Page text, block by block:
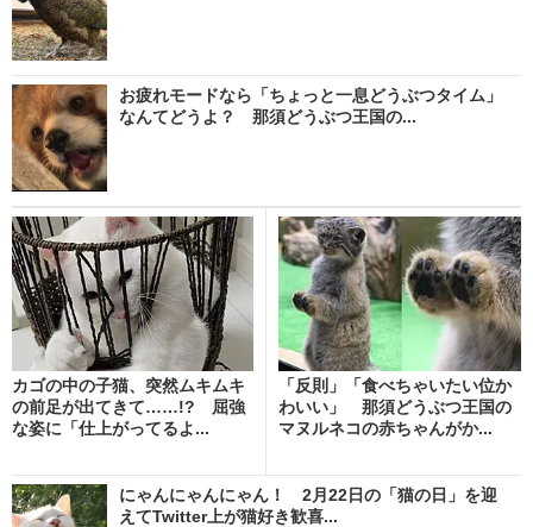
お疲れモードなら「ちょっと一息どうぶつタイム」
なんてどうよ？ 那須どうぶつ王国の...
カゴの中の子猫、突然ムキムキ
の前足が出てきて……!? 屈強
な姿に「仕上がってるよ...
「反則」「食べちゃいたい位か
わいい」 那須どうぶつ王国の
マヌルネコの赤ちゃんがか...
にゃんにゃんにゃん！ 2月22日の「猫の日」を迎
えてTwitter上が猫好き歓喜...